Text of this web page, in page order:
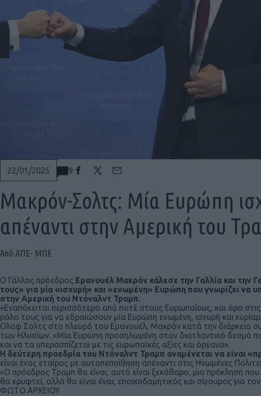
22/01/2025 9
Μακρόν-Σολτς: Μία Ευρώπη
απέναντι στην Αμερική του
Από ΑΠΕ- ΜΠΕ
Ο Γάλλος πρόεδρος Εμανουέλ Μακρόν κάλεσε την Γαλλία και την
τους» για μία «ισχυρή» και «ενωμένη» Ευρώπη που γνωρίζει να
στην Αμερική του Ντόναλντ Τραμπ.
«Εναπόκειται περισσότερο από ποτέ στους Ευρωπαίους, και άρα
ρόλο τους για να εδραιώσουν μία Ευρώπη ενωμένη, ισχυρή και
Ολαφ Σολτς στο πλευρό του Εμανουέλ, Μακρόν κατά την διάρκεια
των Ηλυσίων. «Μία Ευρώπη προσηλωμένη στον διατλαντικό δεσμό
και να τα υπερασπίζεται με τις ευρωπαϊκές αξίες και όργανα».
Η δεύτερη προεδρία του Ντόναλντ Τραμπ αναμένεται να είναι
είναι ένας εταίρος με αυτοπεποίθηση απέναντι στις Ηνωμένες
«Ο πρόεδρος Τραμπ θα είναι, αυτό είναι ξεκάθαρο, μια πρόκληση
θα κρυφτεί, αλλά θα είναι ένας εποικοδομητικός και σίγουρος για
ΦΩΤΟ ΑΡΧΕΙΟΥ